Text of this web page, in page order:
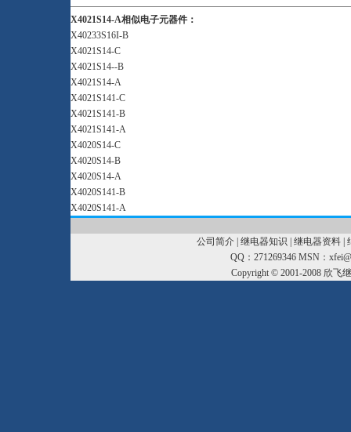
X4021S14-A相似电子元器件：
X40233S16I-B
X4021S14-C
X4021S14--B
X4021S14-A
X4021S141-C
X4021S141-B
X4021S141-A
X4020S14-C
X4020S14-B
X4020S14-A
X4020S141-B
X4020S141-A
公司简介| 继电器知识 继电器资料|
QQ：271269346 MSN：
Copyright © 2001-2008 欣飞